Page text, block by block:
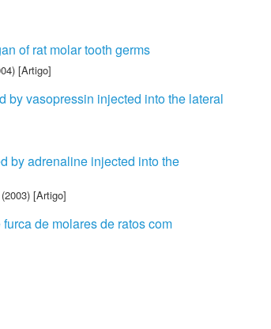
of rat molar tooth germs
[Artigo]
by vasopressin injected into the lateral
by adrenaline injected into the
(2003) [Artigo]
de molares de ratos com